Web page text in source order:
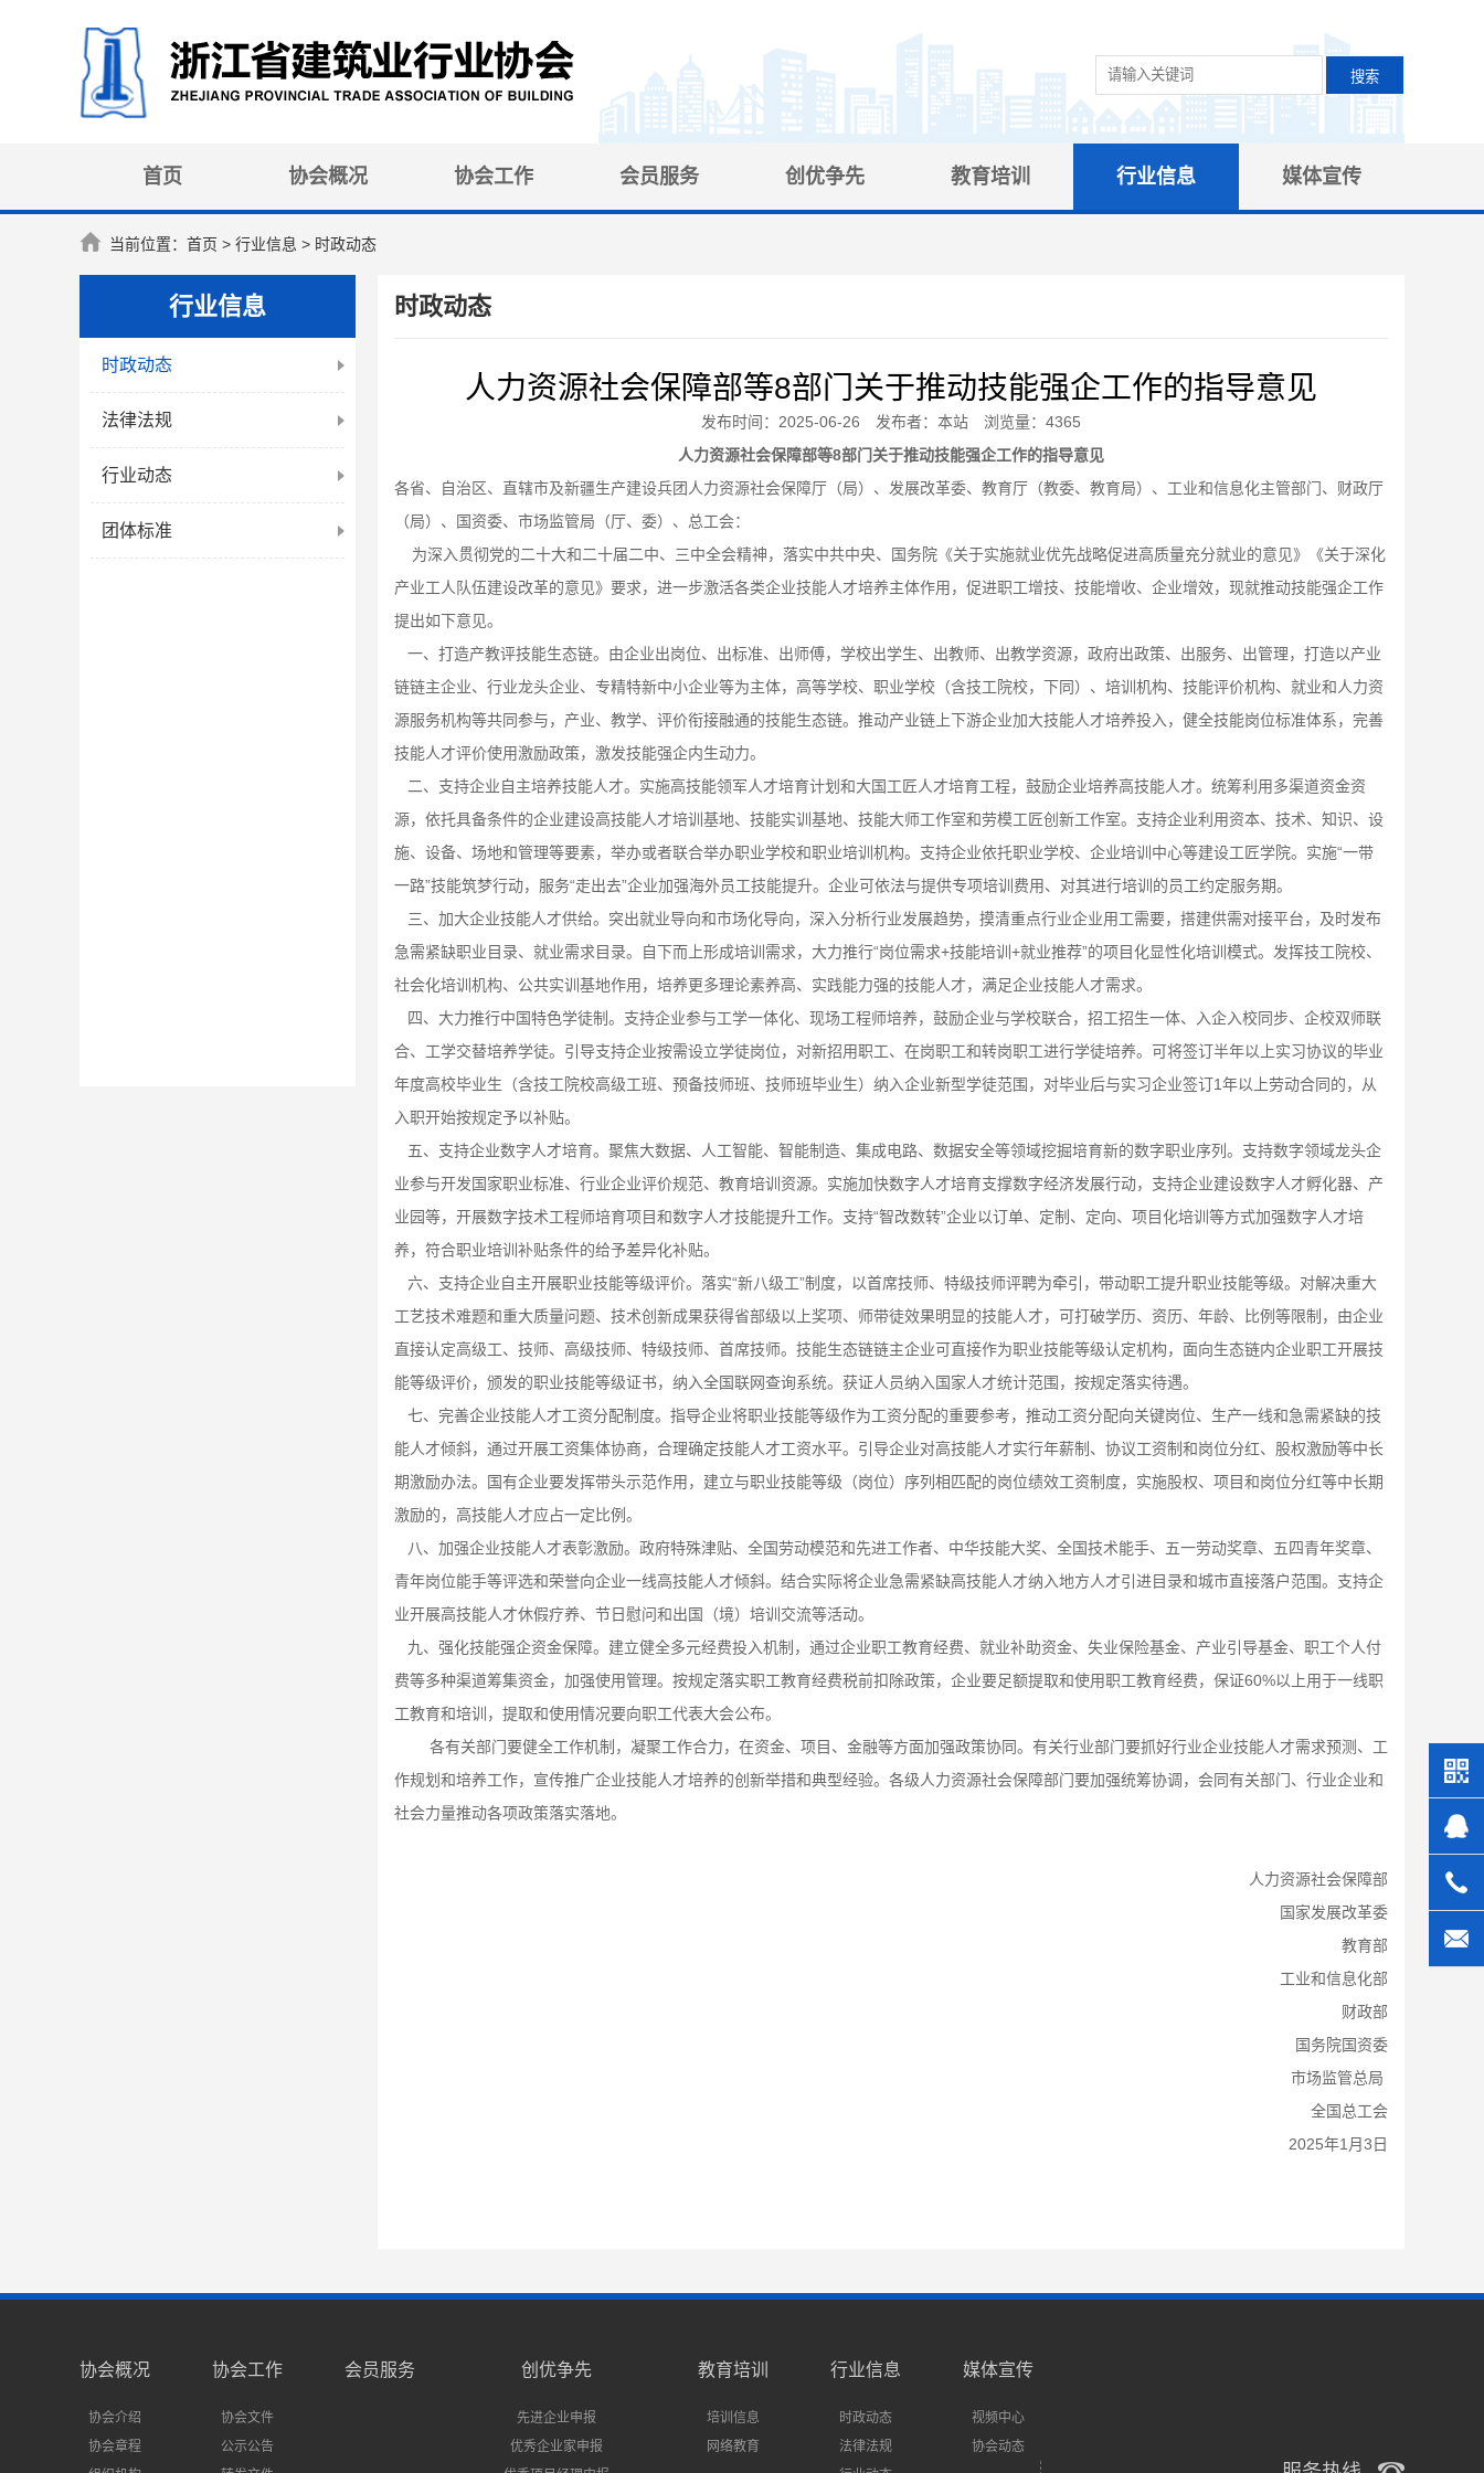
首页 协会概况 协会工作 会员服务 创优争先 教育培训 行业信息 媒体宣传
当前位置： 首页 > 行业信息 > 时政动态
行业信息
时政动态
法律法规
行业动态
团体标准
时政动态
人力资源社会保障部等8部门关于推动技能强企工作的指导意见
发布时间：2025-06-26 发布者：本站 浏览量：4365
人力资源社会保障部等8部门关于推动技能强企工作的指导意见
各省、自治区、直辖市及新疆生产建设兵团人力资源社会保障厅（局）、发展改革委、教育厅（教委、教育局）、工业和信息化主管部门、财政厅
（局）、国资委、市场监管局（厅、委）、总工会：
为深入贯彻党的二十大和二十届二中、三中全会精神，落实中共中央、国务院《关于实施就业优先战略促进高质量充分就业的意见》《关于深化
产业工人队伍建设改革的意见》要求，进一步激活各类企业技能人才培养主体作用，促进职工增技、技能增收、企业增效，现就推动技能强企工作
提出如下意见。
一、打造产教评技能生态链。由企业出岗位、出标准、出师傅，学校出学生、出教师、出教学资源，政府出政策、出服务、出管理，打造以产业
链链主企业、行业龙头企业、专精特新中小企业等为主体，高等学校、职业学校（含技工院校，下同）、培训机构、技能评价机构、就业和人力资
源服务机构等共同参与，产业、教学、评价衔接融通的技能生态链。推动产业链上下游企业加大技能人才培养投入，健全技能岗位标准体系，完善
技能人才评价使用激励政策，激发技能强企内生动力。
二、支持企业自主培养技能人才。实施高技能领军人才培育计划和大国工匠人才培育工程，鼓励企业培养高技能人才。统筹利用多渠道资金资
源，依托具备条件的企业建设高技能人才培训基地、技能实训基地、技能大师工作室和劳模工匠创新工作室。支持企业利用资本、技术、知识、设
施、设备、场地和管理等要素，举办或者联合举办职业学校和职业培训机构。支持企业依托职业学校、企业培训中心等建设工匠学院。实施“一带
一路”技能筑梦行动，服务“走出去”企业加强海外员工技能提升。企业可依法与提供专项培训费用、对其进行培训的员工约定服务期。
三、加大企业技能人才供给。突出就业导向和市场化导向，深入分析行业发展趋势，摸清重点行业企业用工需要，搭建供需对接平台，及时发布
急需紧缺职业目录、就业需求目录。自下而上形成培训需求，大力推行“岗位需求+技能培训+就业推荐”的项目化显性化培训模式。发挥技工院校、
社会化培训机构、公共实训基地作用，培养更多理论素养高、实践能力强的技能人才，满足企业技能人才需求。
四、大力推行中国特色学徒制。支持企业参与工学一体化、现场工程师培养，鼓励企业与学校联合，招工招生一体、入企入校同步、企校双师联
合、工学交替培养学徒。引导支持企业按需设立学徒岗位，对新招用职工、在岗职工和转岗职工进行学徒培养。可将签订半年以上实习协议的毕业
年度高校毕业生（含技工院校高级工班、预备技师班、技师班毕业生）纳入企业新型学徒范围，对毕业后与实习企业签订1年以上劳动合同的，从
入职开始按规定予以补贴。
五、支持企业数字人才培育。聚焦大数据、人工智能、智能制造、集成电路、数据安全等领域挖掘培育新的数字职业序列。支持数字领域龙头企
业参与开发国家职业标准、行业企业评价规范、教育培训资源。实施加快数字人才培育支撑数字经济发展行动，支持企业建设数字人才孵化器、产
业园等，开展数字技术工程师培育项目和数字人才技能提升工作。支持“智改数转”企业以订单、定制、定向、项目化培训等方式加强数字人才培
养，符合职业培训补贴条件的给予差异化补贴。
六、支持企业自主开展职业技能等级评价。落实“新八级工”制度，以首席技师、特级技师评聘为牵引，带动职工提升职业技能等级。对解决重大
工艺技术难题和重大质量问题、技术创新成果获得省部级以上奖项、师带徒效果明显的技能人才，可打破学历、资历、年龄、比例等限制，由企业
直接认定高级工、技师、高级技师、特级技师、首席技师。技能生态链链主企业可直接作为职业技能等级认定机构，面向生态链内企业职工开展技
能等级评价，颁发的职业技能等级证书，纳入全国联网查询系统。获证人员纳入国家人才统计范围，按规定落实待遇。
七、完善企业技能人才工资分配制度。指导企业将职业技能等级作为工资分配的重要参考，推动工资分配向关键岗位、生产一线和急需紧缺的技
能人才倾斜，通过开展工资集体协商，合理确定技能人才工资水平。引导企业对高技能人才实行年薪制、协议工资制和岗位分红、股权激励等中长
期激励办法。国有企业要发挥带头示范作用，建立与职业技能等级（岗位）序列相匹配的岗位绩效工资制度，实施股权、项目和岗位分红等中长期
激励的，高技能人才应占一定比例。
八、加强企业技能人才表彰激励。政府特殊津贴、全国劳动模范和先进工作者、中华技能大奖、全国技术能手、五一劳动奖章、五四青年奖章、
青年岗位能手等评选和荣誉向企业一线高技能人才倾斜。结合实际将企业急需紧缺高技能人才纳入地方人才引进目录和城市直接落户范围。支持企
业开展高技能人才休假疗养、节日慰问和出国（境）培训交流等活动。
九、强化技能强企资金保障。建立健全多元经费投入机制，通过企业职工教育经费、就业补助资金、失业保险基金、产业引导基金、职工个人付
费等多种渠道筹集资金，加强使用管理。按规定落实职工教育经费税前扣除政策，企业要足额提取和使用职工教育经费，保证60%以上用于一线职
工教育和培训，提取和使用情况要向职工代表大会公布。
各有关部门要健全工作机制，凝聚工作合力，在资金、项目、金融等方面加强政策协同。有关行业部门要抓好行业企业技能人才需求预测、工
作规划和培养工作，宣传推广企业技能人才培养的创新举措和典型经验。各级人力资源社会保障部门要加强统筹协调，会同有关部门、行业企业和
社会力量推动各项政策落实落地。
人力资源社会保障部
国家发展改革委
教育部
工业和信息化部
财政部
国务院国资委
市场监管总局
全国总工会
2025年1月3日
协会概况
协会介绍
协会章程
协会工作
协会文件
公示公告
会员服务 创优争先
先进企业申报
优秀企业家申报
教育培训
培训信息
网络教育
行业信息
时政动态
法律法规
媒体宣传
视频中心
协会动态